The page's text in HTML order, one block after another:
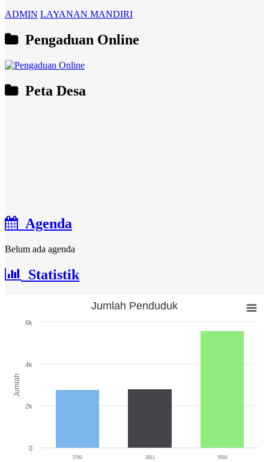
ADMIN LAYANAN MANDIRI
Pengaduan Online
Peta Desa
Agenda
Belum ada agenda
Statistik
Jumlah
Jumlah Penduduk
2782
2811
5593
0
2k
4k
6k